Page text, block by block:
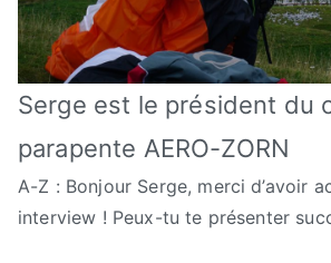
Serge est le président du
parapente AERO-ZORN
A-Z : Bonjour Serge, merci d’avoir
interview ! Peux-tu te présenter